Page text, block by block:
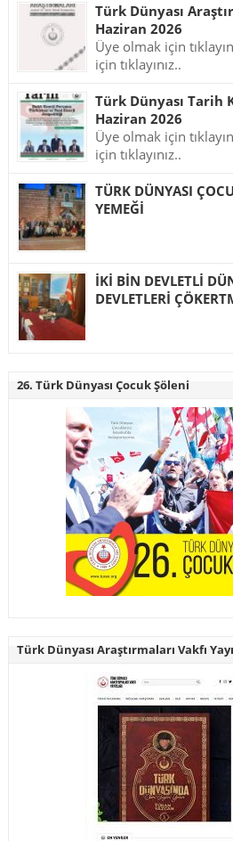
Türk Dünyası
Haziran 2026
Üye olmak için
için tıklayınız..
Türk Dünyası Tarih
Haziran 2026
Üye olmak için
için tıklayınız..
TÜRK DÜNYASI
YEMEĞİ
İKİ BİN DEVLETLİ
DEVLETLERİ
26. Türk Dünyası Çocuk Şöleni
Türk Dünyası Araştırmaları Vakfı